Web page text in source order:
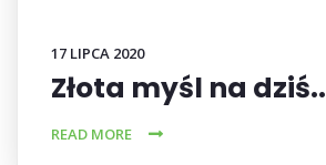
17 LIPCA 2020
Złota myśl na dziś..
READ MORE